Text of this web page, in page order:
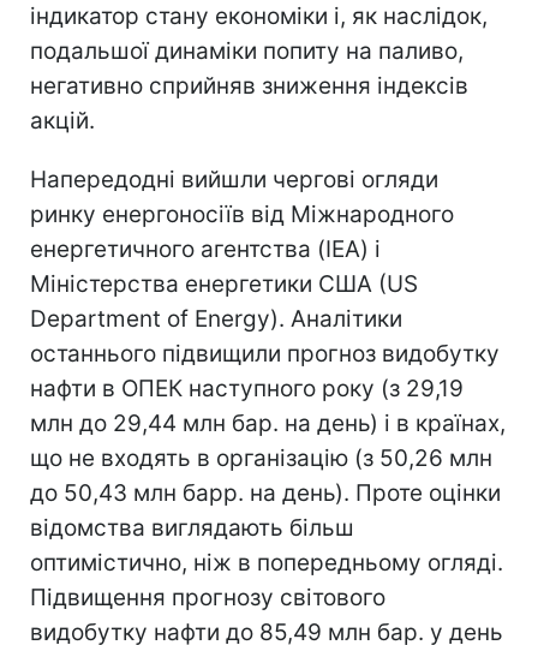
індикатор стану економіки і, як наслідок,
подальшої динаміки попиту на паливо,
негативно сприйняв зниження індексів
акцій.
Напередодні вийшли чергові огляди
ринку енергоносіїв від Міжнародного
енергетичного агентства (IEA) і
Міністерства енергетики США (US
Department of Energy). Аналітики
останнього підвищили прогноз видобутку
нафти в ОПЕК наступного року (з 29,19
млн до 29,44 млн бар. на день) і в країнах,
що не входять в організацію (з 50,26 млн
до 50,43 млн барр. на день). Проте оцінки
відомства виглядають більш
оптимістично, ніж в попередньому огляді.
Підвищення прогнозу світового
видобутку нафти до 85,49 млн бар. у день